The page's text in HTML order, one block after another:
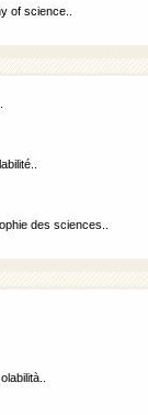
of science..
des sciences..